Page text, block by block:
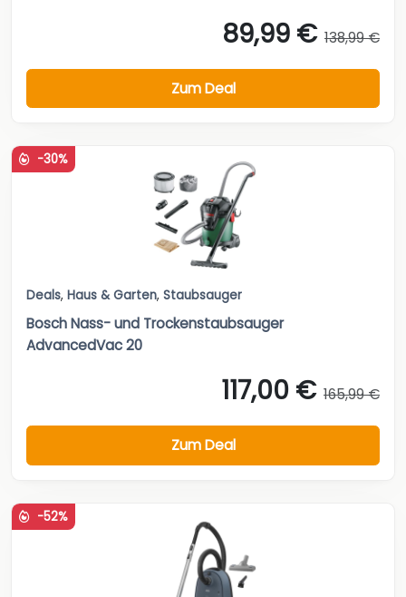
89,99 € 138,99 €
Zum Deal
-30%
Deals, Haus & Garten, Staubsauger
Bosch Nass- und Trockenstaubsauger
AdvancedVac 20
117,00 € 165,99 €
Zum Deal
-52%